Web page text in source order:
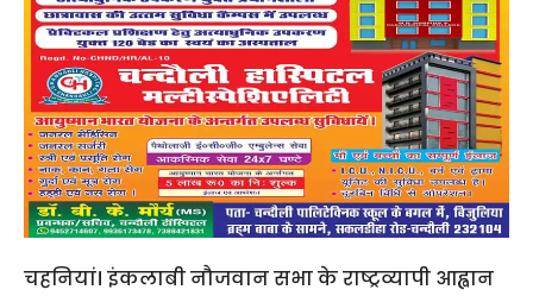
चहनियां। इंकलाबी नौजवान सभा के राष्ट्रव्यापी आह्वान